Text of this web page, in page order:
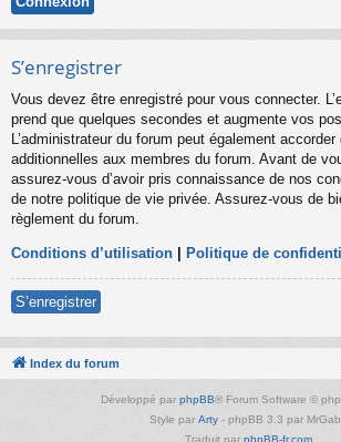
S’enregistrer
Vous devez être enregistré pour vous connecter.
prend que quelques secondes et augmente vos
L’administrateur du forum peut également
additionnelles aux membres du forum. Avant de
assurez-vous d’avoir pris connaissance de nos
de notre politique de vie privée. Assurez-vous de
règlement du forum.
Conditions d’utilisation | Politique de
S’enregistrer
Index du forum
Développé par phpBB® Forum Software ©
Style par Arty - phpBB 3.3 par
Traduit par phpBB-fr.com